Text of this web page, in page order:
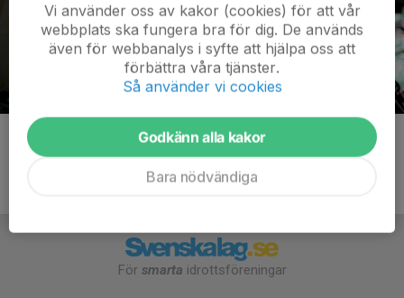
Fotograf: Stefan Hellström
För smarta idrottsföreningar
Vi använder oss av kakor (cookies) för att vår
webbplats ska fungera bra för dig. De används
även för webbanalys i syfte att hjälpa oss att
förbättra våra tjänster.
Så använder vi cookies
Godkänn alla kakor
Bara nödvändiga